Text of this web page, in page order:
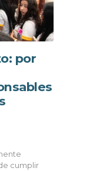
por
cumplir